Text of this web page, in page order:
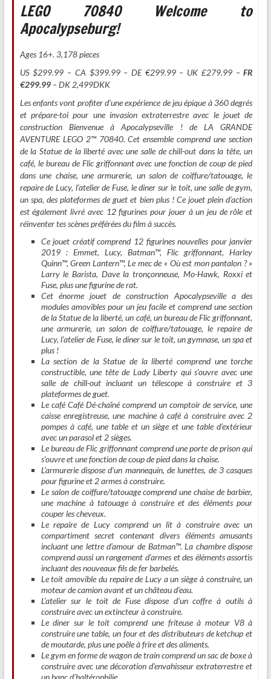
LEGO 70840 Welcome to
Apocalypseburg!
Ages 16+. 3,178 pieces
US $299.99 – CA $399.99 – DE €299.99 – UK £279.99 –FR
€299.99– DK 2,499DKK
Les enfants vont profiter d’une expérience de jeu épique à 360 degrés
et prépare-toi pour une invasion extraterrestre avec le jouet de
construction Bienvenue à Apocalypseville ! de LA GRANDE
AVENTURE LEGO 2™ 70840. Cet ensemble comprend une section
de la Statue de la liberté avec une salle de chill-out dans la tête, un
café, le bureau de Flic griffonnant avec une fonction de coup de pied
dans une chaise, une armurerie, un salon de coiffure/tatouage, le
repaire de Lucy, l’atelier de Fuse, le diner sur le toit, une salle de gym,
un spa, des plateformes de guet et bien plus ! Ce jouet plein d’action
est également livré avec 12 figurines pour jouer à un jeu de rôle et
réinventer tes scènes préférées du film à succès.
Ce jouet créatif comprend 12 figurines nouvelles pour janvier
2019 : Emmet, Lucy, Batman™, Flic griffonnant, Harley
Quinn™, Green Lantern™, Le mec de « Où est mon pantalon ? »
Larry le Barista, Dave la tronçonneuse, Mo-Hawk, Roxxi et
Fuse, plus une figurine de rat.
Cet énorme jouet de construction Apocalypseville a des
modules amovibles pour un jeu facile et comprend une section
de la Statue de la liberté, un café, un bureau de Flic griffonnant,
une armurerie, un salon de coiffure/tatouage, le repaire de
Lucy, l’atelier de Fuse, le diner sur le toit, un gymnase, un spa et
plus !
La section de la Statue de la liberté comprend une torche
constructible, une tête de Lady Liberty qui s’ouvre avec une
salle de chill-out incluant un télescope à construire et 3
plateformes de guet.
Le café Café Dé-chaîné comprend un comptoir de service, une
caisse enregistreuse, une machine à café à construire avec 2
pompes à café, une table et un siège et une table d’extérieur
avec un parasol et 2 sièges.
Le bureau de Flic griffonnant comprend une porte de prison qui
s’ouvre et une fonction de coup de pied dans la chaise.
L’armurerie dispose d’un mannequin, de lunettes, de 3 casques
pour figurine et 2 armes à construire.
Le salon de coiffure/tatouage comprend une chaise de barbier,
une machine à tatouage à construire et des éléments pour
couper les cheveux.
Le repaire de Lucy comprend un lit à construire avec un
compartiment secret contenant divers éléments amusants
incluant une lettre d’amour de Batman™. La chambre dispose
comprend aussi un rangement d’armes et des éléments assortis
incluant des nouveaux fils de fer barbelés.
Le toit amovible du repaire de Lucy a un siège à construire, un
moteur de camion avant et un château d’eau.
L’atelier sur le toit de Fuse dispose d’un coffre à outils à
construire avec un extincteur à construire.
Le diner sur le toit comprend une friteuse à moteur V8 à
construire une table, un four et des distributeurs de ketchup et
de moutarde, plus une poêle à frire et des aliments.
Le gym en forme de wagon de train comprend un sac de boxe à
construire avec une décoration d’envahisseur extraterrestre et
un banc d’haltérophilie.